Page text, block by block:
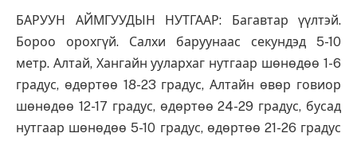
БАРУУН АЙМГУУДЫН НУТГААР: Багавтар үүлтэй.
Бороо орохгүй. Салхи баруунаас секундэд 5-10
метр. Алтай, Хангайн уулархаг нутгаар шөнөдөө 1-6
градус, өдөртөө 18-23 градус, Алтайн өвөр говиор
шөнөдөө 12-17 градус, өдөртөө 24-29 градус, бусад
нутгаар шөнөдөө 5-10 градус, өдөртөө 21-26 градус